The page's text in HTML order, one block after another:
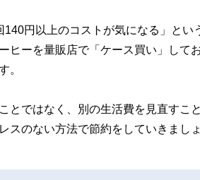
140円以上のコストが気になる」と
ヒーを量販店で「ケース買い」して
。
とではなく、別の生活費を見直すこ
スのない方法で節約をしていきましょ